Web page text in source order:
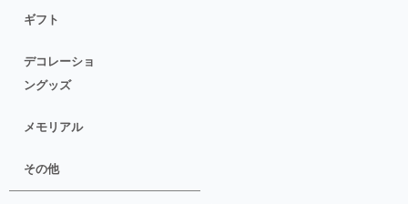
ギフト
デコレーショ
ングッズ
メモリアル
その他